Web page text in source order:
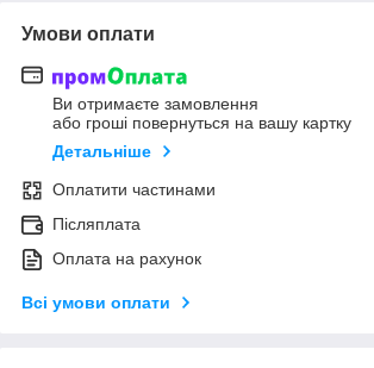
Умови оплати
Ви отримаєте замовлення
або гроші повернуться на вашу картку
Детальніше
Оплатити частинами
Післяплата
Оплата на рахунок
Всі умови оплати